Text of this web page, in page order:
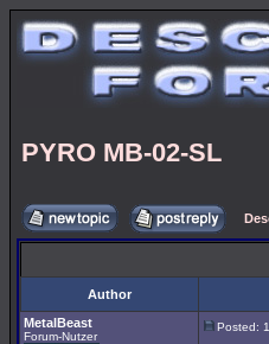
PYRO MB-02-SL
Author
MetalBeast
Forum-Nutzer
Posted: